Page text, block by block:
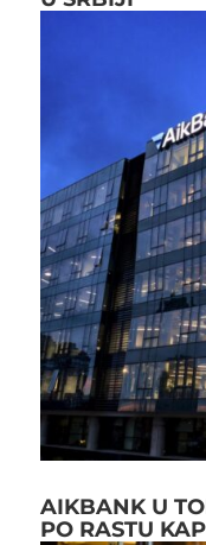
AIKBANK U
PO RASTU